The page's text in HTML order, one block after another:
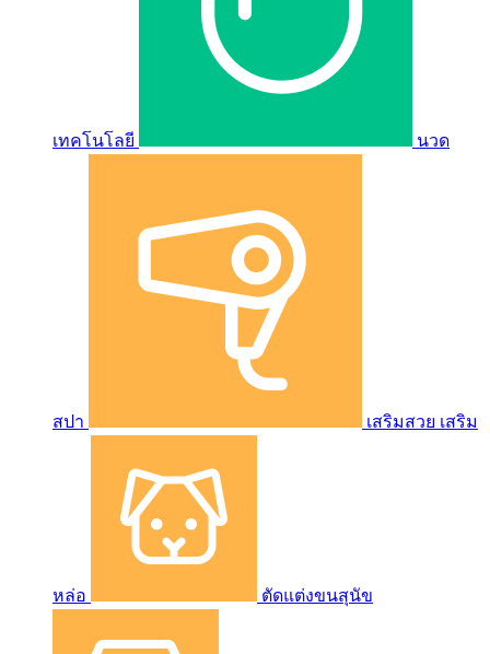
เทคโนโลยี นวด
สปา เสริมสวย เสริม
หล่อ ตัดแต่งขนสุนัข